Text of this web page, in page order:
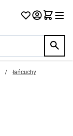
/ łańcuchy